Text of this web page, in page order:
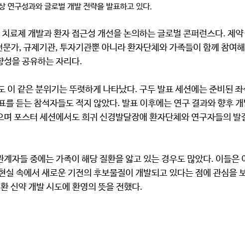
연구성과와 글로벌 개발 전략을 발표하고 있다.
료제 개발과 환자 접근성 개선을 논의하는 글로벌 콘퍼런스다. 제약
가, 규제기관, 투자기관뿐 아니라 환자단체와 가족들이 함께 참여
성을 공유하는 자리다.
같은 분위기는 뚜렷하게 나타났다. 구두 발표 세션에는 준비된 좌
를 듣는 참석자들도 적지 않았다. 발표 이후에는 연구 결과와 향후
포스터 세션에서도 희귀 신경발달장애 환자단체와 연구자들의 발
자들 중에는 가족이 해당 질환을 앓고 있는 경우도 많았다. 이들은
실 속에서 새로운 기전의 후보물질이 개발되고 있다는 점에 관심을
신약 개발 시도에 환영의 뜻을 전했다.